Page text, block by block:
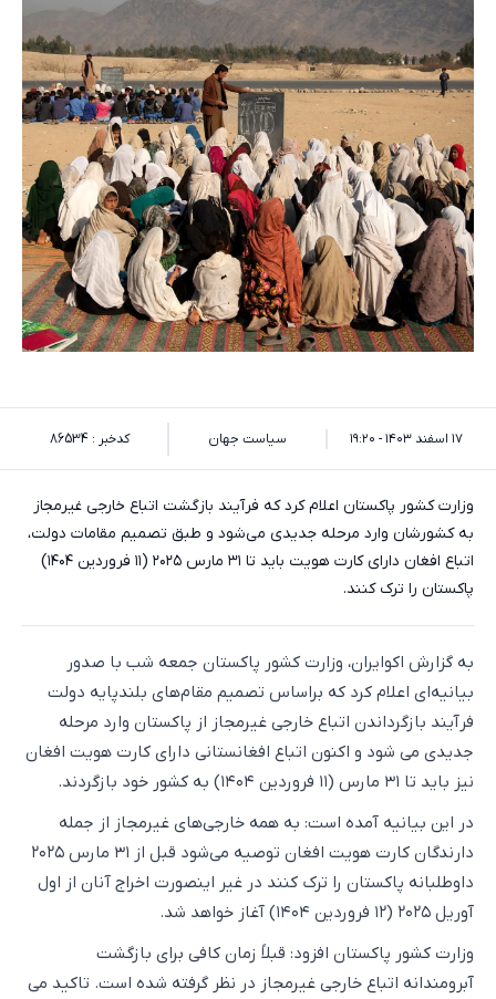
۱۷ اسفند ۱۴۰۳ - ۱۹:۲۰ سیاست جهان کدخبر : 86534
وزارت کشور پاکستان اعلام کرد که فرآیند بازگشت اتباع خارجی غیرمجاز
به کشورشان وارد مرحله جدیدی می‌شود و طبق تصمیم مقامات دولت،
اتباع افغان دارای کارت هویت باید تا ۳۱ مارس ۲۰۲۵ (۱۱ فروردین ۱۴۰۴)
پاکستان را ترک کنند.
به گزارش اکوایران، وزارت کشور پاکستان جمعه شب با صدور
بیانیه‌ای اعلام کرد که براساس تصمیم مقام‌های بلندپایه دولت
فرآیند بازگرداندن اتباع خارجی غیرمجاز از پاکستان وارد مرحله
جدیدی می شود و اکنون اتباع افغانستانی دارای کارت هویت افغان
نیز باید تا ۳۱ مارس (۱۱ فروردین ۱۴۰۴) به کشور خود بازگردند.
در این بیانیه آمده است: به همه خارجی‌های غیرمجاز از جمله
دارندگان کارت هویت افغان توصیه می‌شود قبل از ۳۱ مارس ۲۰۲۵
داوطلبانه پاکستان را ترک کنند در غیر اینصورت اخراج آنان از اول
آوریل ۲۰۲۵ (۱۲ فروردین ۱۴۰۴) آغاز خواهد شد.
وزارت کشور پاکستان افزود: قبلاً زمان کافی برای بازگشت
آبرومندانه اتباع خارجی غیرمجاز در نظر گرفته شده است. تاکید می